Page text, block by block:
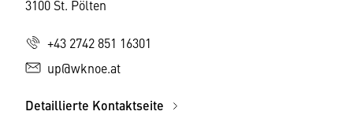
3100 St. Pölten
+43 2742 851 16301
up@wknoe.at
Detaillierte Kontaktseite